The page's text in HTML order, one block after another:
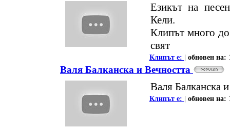
Езикът на
Кели.
Клипът много
свят
Клипът е: | oбновен на:
Валя Балканска и Вечността
Валя Балканска
Клипът е: | oбновен на: